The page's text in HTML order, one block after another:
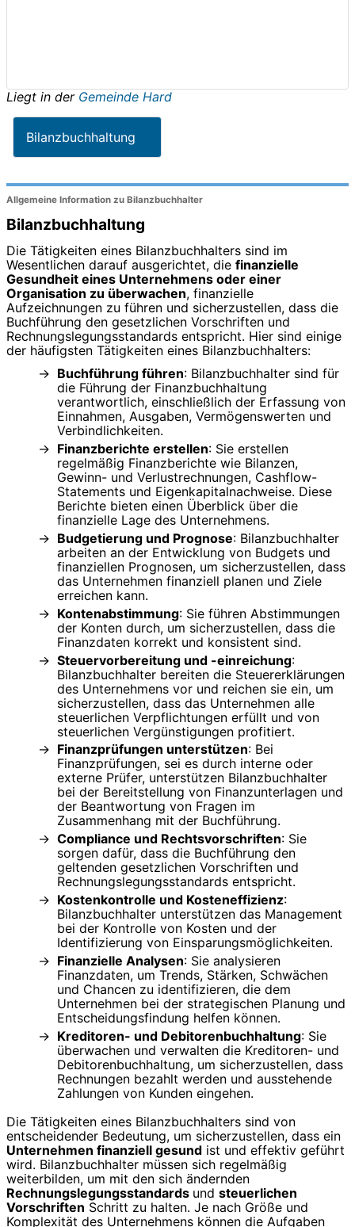
Liegt in der Gemeinde Hard
Bilanzbuchhaltung
Allgemeine Information zu Bilanzbuchhalter
Bilanzbuchhaltung
Die Tätigkeiten eines Bilanzbuchhalters sind im
Wesentlichen darauf ausgerichtet, die finanzielle
Gesundheit eines Unternehmens oder einer
Organisation zu überwachen, finanzielle
Aufzeichnungen zu führen und sicherzustellen, dass die
Buchführung den gesetzlichen Vorschriften und
Rechnungslegungsstandards entspricht. Hier sind einige
der häufigsten Tätigkeiten eines Bilanzbuchhalters:
Buchführung führen: Bilanzbuchhalter sind für
die Führung der Finanzbuchhaltung
verantwortlich, einschließlich der Erfassung von
Einnahmen, Ausgaben, Vermögenswerten und
Verbindlichkeiten.
Finanzberichte erstellen: Sie erstellen
regelmäßig Finanzberichte wie Bilanzen,
Gewinn- und Verlustrechnungen, Cashflow-
Statements und Eigenkapitalnachweise. Diese
Berichte bieten einen Überblick über die
finanzielle Lage des Unternehmens.
Budgetierung und Prognose: Bilanzbuchhalter
arbeiten an der Entwicklung von Budgets und
finanziellen Prognosen, um sicherzustellen, dass
das Unternehmen finanziell planen und Ziele
erreichen kann.
Kontenabstimmung: Sie führen Abstimmungen
der Konten durch, um sicherzustellen, dass die
Finanzdaten korrekt und konsistent sind.
Steuervorbereitung und -einreichung:
Bilanzbuchhalter bereiten die Steuererklärungen
des Unternehmens vor und reichen sie ein, um
sicherzustellen, dass das Unternehmen alle
steuerlichen Verpflichtungen erfüllt und von
steuerlichen Vergünstigungen profitiert.
Finanzprüfungen unterstützen: Bei
Finanzprüfungen, sei es durch interne oder
externe Prüfer, unterstützen Bilanzbuchhalter
bei der Bereitstellung von Finanzunterlagen und
der Beantwortung von Fragen im
Zusammenhang mit der Buchführung.
Compliance und Rechtsvorschriften: Sie
sorgen dafür, dass die Buchführung den
geltenden gesetzlichen Vorschriften und
Rechnungslegungsstandards entspricht.
Kostenkontrolle und Kosteneffizienz:
Bilanzbuchhalter unterstützen das Management
bei der Kontrolle von Kosten und der
Identifizierung von Einsparungsmöglichkeiten.
Finanzielle Analysen: Sie analysieren
Finanzdaten, um Trends, Stärken, Schwächen
und Chancen zu identifizieren, die dem
Unternehmen bei der strategischen Planung und
Entscheidungsfindung helfen können.
Kreditoren- und Debitorenbuchhaltung: Sie
überwachen und verwalten die Kreditoren- und
Debitorenbuchhaltung, um sicherzustellen, dass
Rechnungen bezahlt werden und ausstehende
Zahlungen von Kunden eingehen.
Die Tätigkeiten eines Bilanzbuchhalters sind von
entscheidender Bedeutung, um sicherzustellen, dass ein
Unternehmen finanziell gesund ist und effektiv geführt
wird. Bilanzbuchhalter müssen sich regelmäßig
weiterbilden, um mit den sich ändernden
Rechnungslegungsstandards und steuerlichen
Vorschriften Schritt zu halten. Je nach Größe und
Komplexität des Unternehmens können die Aufgaben